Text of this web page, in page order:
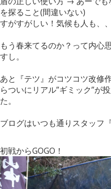
を探ること(間違いない)
すがすがしい！気候も人も、
もう春来てるのか？って内心
すし。
あと『テツ』がコツコツ改修
らついにリアル”ギミック”が
た。
ブログはいつも通りスタッフ
初戦からGOGO！